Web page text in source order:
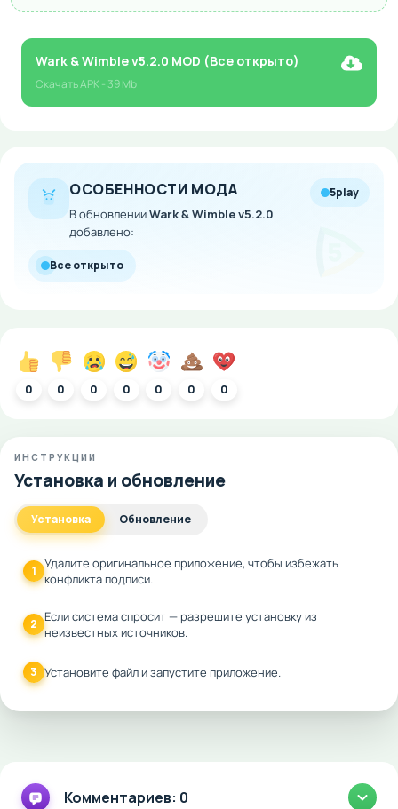
Wark & Wimble v5.2.0 MOD (Все открыто)
СкачатьAPK- 39 Mb
ОСОБЕННОСТИ МОДА
В обновленииWark & Wimble v5.2.0
добавлено:
5play
Все открыто
0 0 0 0 0 0 0
ИНСТРУКЦИИ
Установка и обновление
Установка Обновление
1 Удалите оригинальное приложение, чтобы избежать
конфликта подписи.
2 Если система спросит — разрешите установку из
неизвестных источников.
3 Установите файл и запустите приложение.
Комментариев: 0